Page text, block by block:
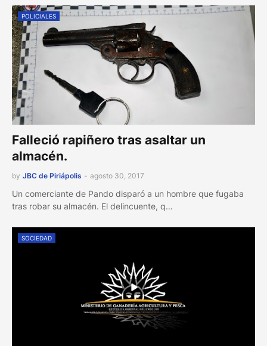
POLICIALES
Falleció rapiñero tras asaltar un
almacén.
by JBC de Piriápolis - agosto 30, 2017
Un comerciante de Pando disparó a un hombre que fugaba
tras robar su almacén. El delincuente, q…
SOCIEDAD